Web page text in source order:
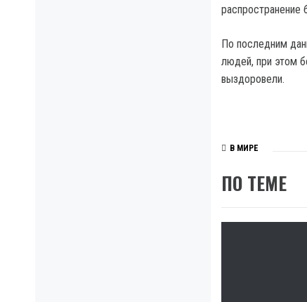
распространение
По последним
людей, при этом
выздоровели.
В МИРЕ
ПО ТЕМЕ